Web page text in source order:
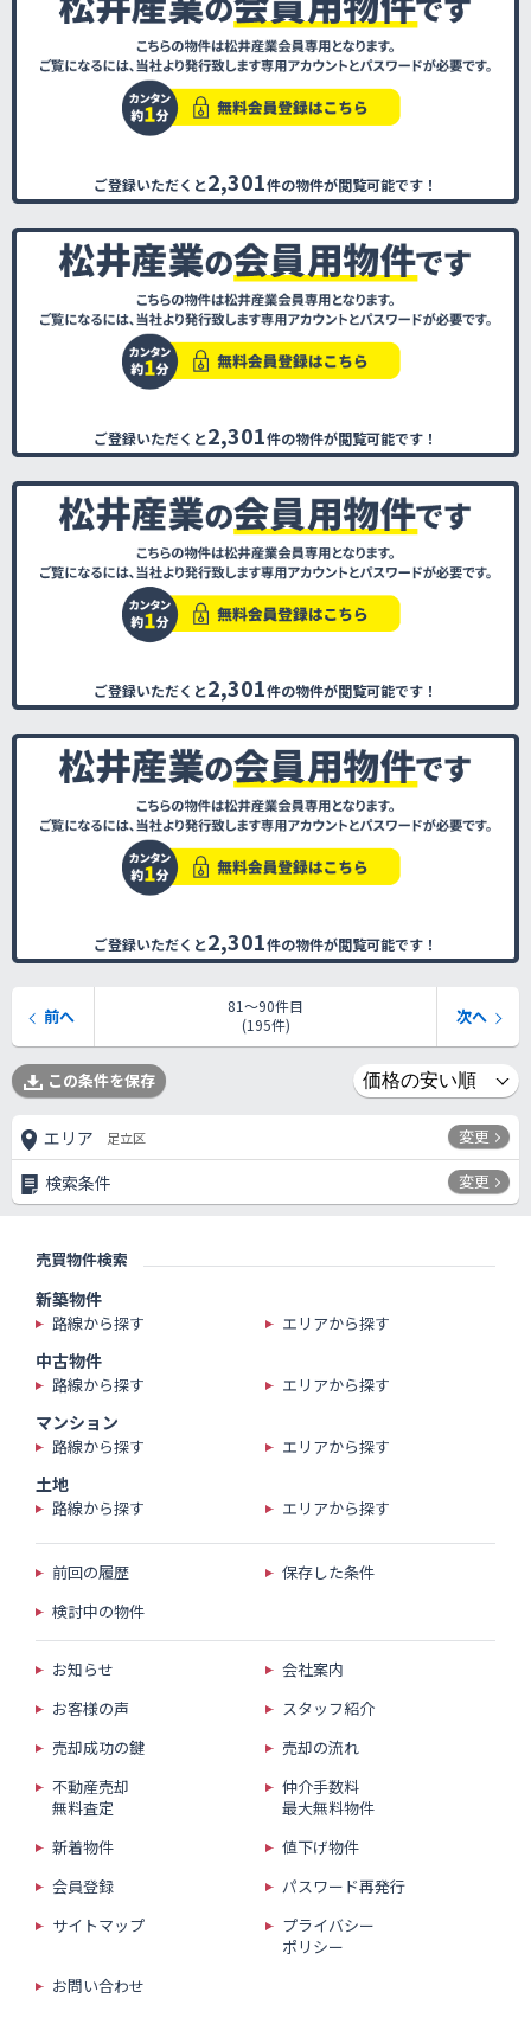
ご登録いただくと2,301件の物件が閲覧可能です！
ご登録いただくと2,301件の物件が閲覧可能です！
ご登録いただくと2,301件の物件が閲覧可能です！
ご登録いただくと2,301件の物件が閲覧可能です！
81〜90件目
(195件)
前へ 次へ
この条件を保存
エリア 足立区 変更
検索条件 変更
売買物件検索
新築物件
路線から探す エリアから探す
中古物件
路線から探す エリアから探す
マンション
路線から探す エリアから探す
土地
路線から探す エリアから探す
前回の履歴
保存した条件
検討中の物件
お知らせ
会社案内
お客様の声
スタッフ紹介
売却成功の鍵
売却の流れ
不動産売却
無料査定
仲介手数料
最大無料物件
新着物件
値下げ物件
会員登録
パスワード再発行
サイトマップ
プライバシー
ポリシー
お問い合わせ